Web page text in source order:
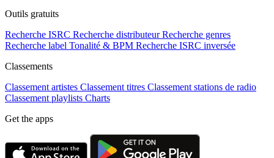
Outils gratuits
Recherche ISRC Recherche distributeur Recherche genres
Recherche label Tonalité & BPM Recherche ISRC inversée
Classements
Classement artistes Classement titres Classement stations de radio
Classement playlists Charts
Get the apps